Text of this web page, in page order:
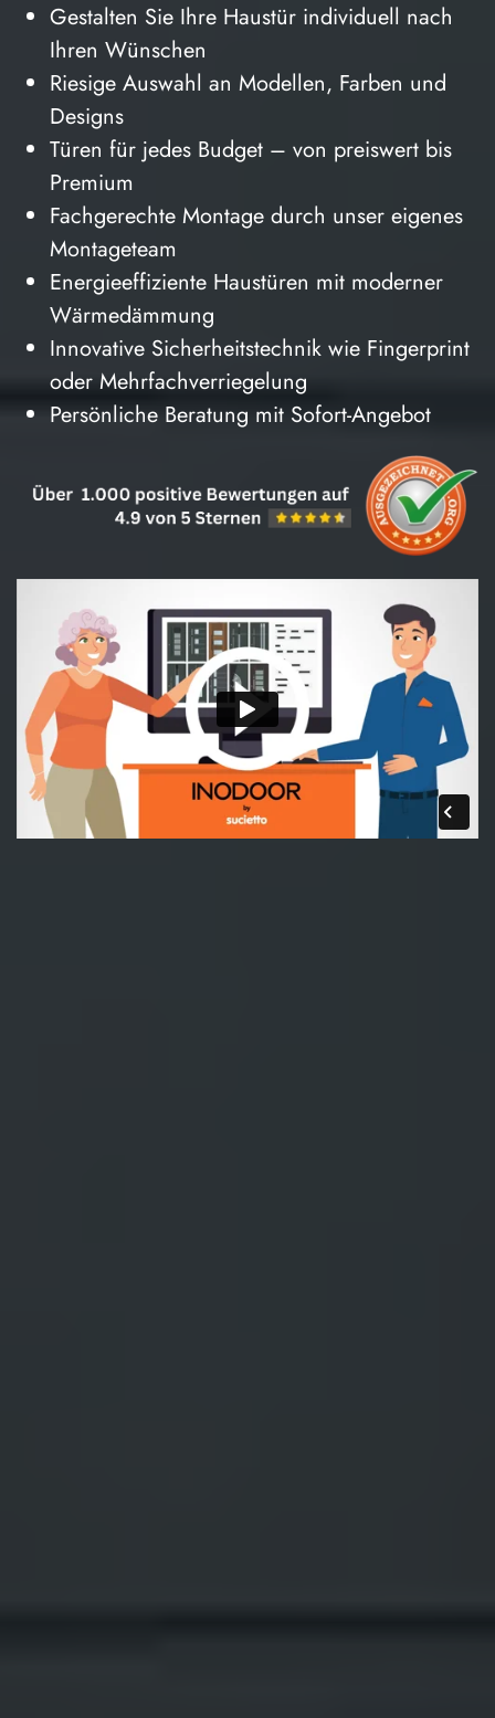
Gestalten Sie Ihre Haustür individuell nach
Ihren Wünschen
Riesige Auswahl an Modellen, Farben und
Designs
Türen für jedes Budget – von preiswert bis
Premium
Fachgerechte Montage durch unser eigenes
Montageteam
Energieeffiziente Haustüren mit moderner
Wärmedämmung
Innovative Sicherheitstechnik wie Fingerprint
oder Mehrfachverriegelung
Persönliche Beratung mit Sofort-Angebot